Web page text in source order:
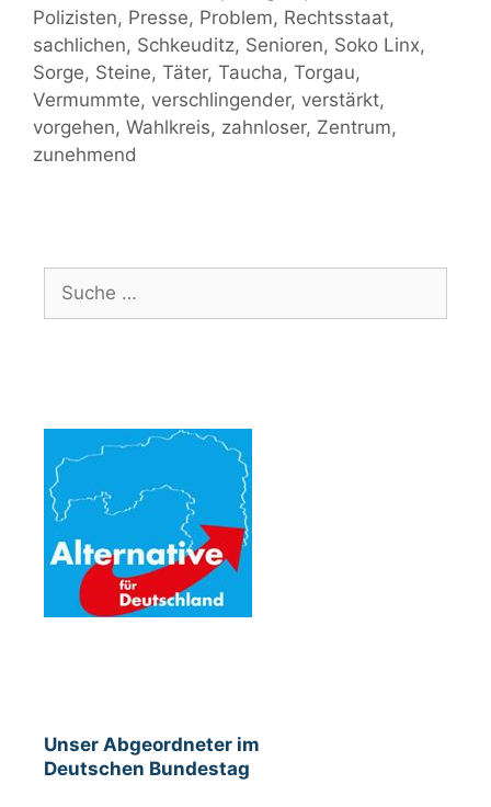
Polizisten, Presse, Problem, Rechtsstaat,
sachlichen, Schkeuditz, Senioren, Soko Linx,
Sorge, Steine, Täter, Taucha, Torgau,
Vermummte, verschlingender, verstärkt,
vorgehen, Wahlkreis, zahnloser, Zentrum,
zunehmend
nach:
Unser Abgeordneter im
Deutschen Bundestag